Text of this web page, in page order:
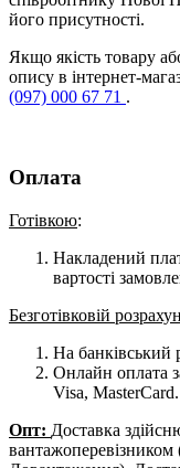
його присутності.
Якщо якість товару
опису в інтернет-
(097) 000 67 71 .
Оплата
Готівкою:
Накладений
вартості
Безготівковій
На банківський
Онлайн оплата
Visa, MasterCard.
Опт: Доставка